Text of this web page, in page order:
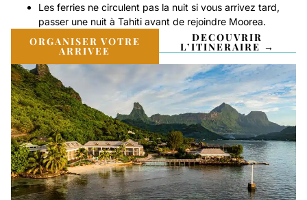
Les ferries ne circulent pas la nuit si vous arrivez tard,
passer une nuit à Tahiti avant de rejoindre Moorea.
ORGANISER VOTRE
ARRIVEE
DECOUVRIR
L’ITINERAIRE →